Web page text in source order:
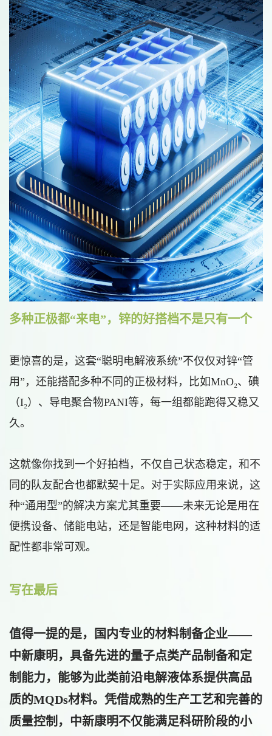
多种正极都“来电”，锌的好搭档不是只有一个
更惊喜的是，这套“聪明电解液系统”不仅仅对锌“管
用”，还能搭配多种不同的正极材料，比如MnO₂、碘
（I₂）、导电聚合物PANI等，每一组都能跑得又稳又
久。
这就像你找到一个好拍档，不仅自己状态稳定，和不
同的队友配合也都默契十足。对于实际应用来说，这
种“通用型”的解决方案尤其重要——未来无论是用在
便携设备、储能电站，还是智能电网，这种材料的适
配性都非常可观。
写在最后
值得一提的是，国内专业的材料制备企业——
中新康明 ，具备先进的量子点类产品制备和定
制能力，能够为此类前沿电解液体系提供高品
质的MQDs材料。凭借成熟的生产工艺和完善的
质量控制，中新康明不仅能满足科研阶段的小